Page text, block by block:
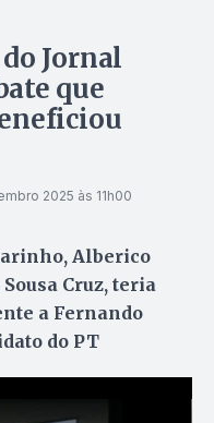
Jornal
que
2025 às 11h00
Alberico
Cruz, teria
a Fernando
do PT